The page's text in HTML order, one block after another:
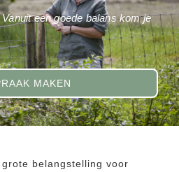
een goede balans kom je
MAKEN
belangstelling voor